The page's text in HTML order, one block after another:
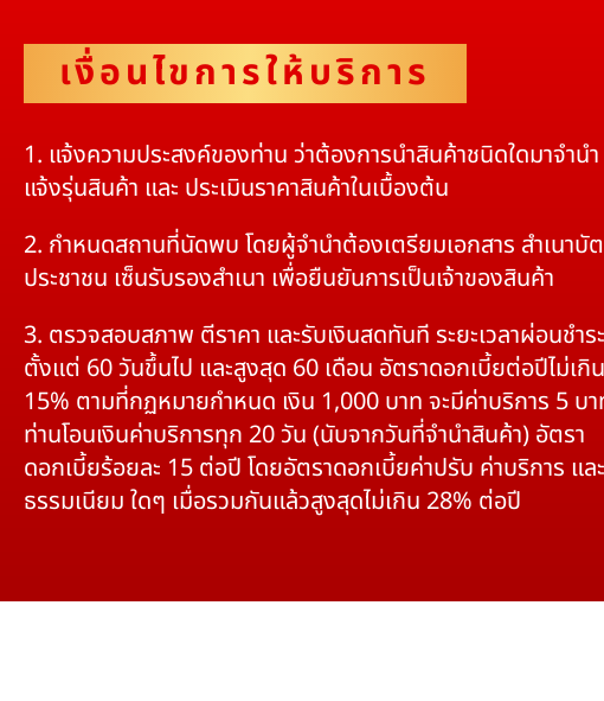
เงื่อนไขการให้บริการ
1. แจ้งความประสงค์ของท่าน ว่าต้องการนำสินค้าชนิดใดมาจำนำ
แจ้งรุ่นสินค้า และ ประเมินราคาสินค้าในเบื้องต้น
2. กำหนดสถานที่นัดพบ โดยผู้จำนำต้องเตรียมเอกสาร สำเนาบั
ประชาชน เซ็นรับรองสำเนา เพื่อยืนยันการเป็นเจ้าของสินค้า
3. ตรวจสอบสภาพ ตีราคา และรับเงินสดทันที ระยะเวลาผ่อนชำระ
ตั้งแต่ 60 วันขึ้นไป และสูงสุด 60 เดือน อัตราดอกเบี้ยต่อปีไม่เกิน
15% ตามที่กฏหมายกำหนด เงิน 1,000 บาท จะมีค่าบริการ 5 บ
ท่านโอนเงินค่าบริการทุก 20 วัน (นับจากวันที่จำนำสินค้า) อัตรา
ดอกเบี้ยร้อยละ 15 ต่อปี โดยอัตราดอกเบี้ยค่าปรับ ค่าบริการ แล
ธรรมเนียม ใดๆ เมื่อรวมกันแล้วสูงสุดไม่เกิน 28% ต่อปี